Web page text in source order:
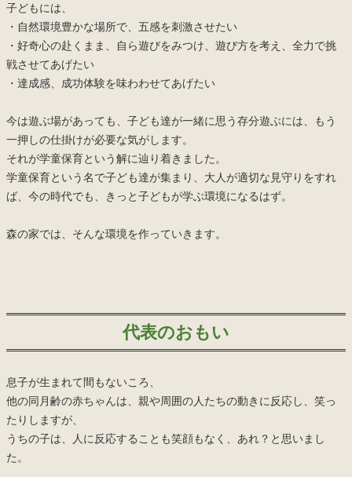
子どもには、
・自然環境豊かな場所で、五感を刺激させたい
・好奇心の赴くまま、自ら遊びをみつけ、遊び方を考え、全力で挑
戦させてあげたい
・達成感、成功体験を味わわせてあげたい
今は遊ぶ場があっても、子ども達が一緒に思う存分遊ぶには、もう
一押しの仕掛けが必要な気がします。
それが学童保育という解に辿り着きました。
学童保育という名で子ども達が集まり、大人が適切な見守りをすれ
ば、今の時代でも、きっと子どもが学ぶ環境になるはず。
森の家では、そんな環境を作っていきます。
代表のおもい
息子が生まれて間もないころ、
他の同月齢の赤ちゃんは、親や周囲の人たちの動きに反応し、笑っ
たりしますが、
うちの子は、人に反応することも笑顔もなく、あれ？と思いまし
た。